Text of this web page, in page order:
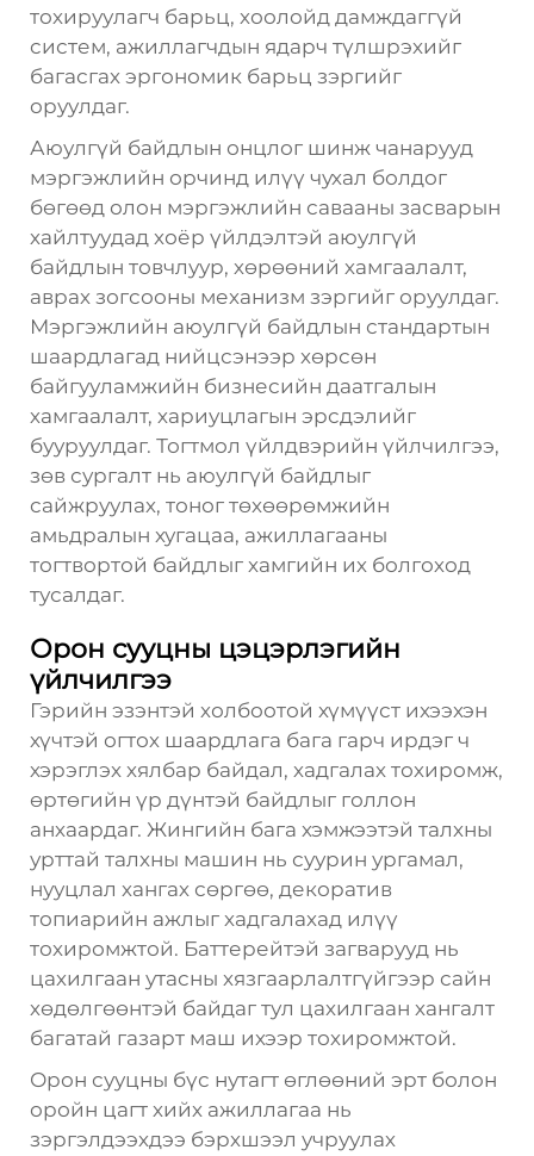
тохируулагч барьц, хоолойд дамждаггүй
систем, ажиллагчдын ядарч түлшрэхийг
багасгах эргономик барьц зэргийг
оруулдаг.
Аюулгүй байдлын онцлог шинж чанарууд
мэргэжлийн орчинд илүү чухал болдог
бөгөөд олон мэргэжлийн савааны засварын
хайлтуудад хоёр үйлдэлтэй аюулгүй
байдлын товчлуур, хөрөөний хамгаалалт,
аврах зогсооны механизм зэргийг оруулдаг.
Мэргэжлийн аюулгүй байдлын стандартын
шаардлагад нийцсэнээр хөрсөн
байгууламжийн бизнесийн даатгалын
хамгаалалт, хариуцлагын эрсдэлийг
бууруулдаг. Тогтмол үйлдвэрийн үйлчилгээ,
зөв сургалт нь аюулгүй байдлыг
сайжруулах, тоног төхөөрөмжийн
амьдралын хугацаа, ажиллагааны
тогтвортой байдлыг хамгийн их болгоход
тусалдаг.
Орон сууцны цэцэрлэгийн
үйлчилгээ
Гэрийн эзэнтэй холбоотой хүмүүст ихээхэн
хүчтэй огтох шаардлага бага гарч ирдэг ч
хэрэглэх хялбар байдал, хадгалах тохиромж,
өртөгийн үр дүнтэй байдлыг голлон
анхаардаг. Жингийн бага хэмжээтэй талхны
урттай талхны машин нь суурин ургамал,
нууцлал хангах сөргөө, декоратив
топиарийн ажлыг хадгалахад илүү
тохиромжтой. Баттерейтэй загварууд нь
цахилгаан утасны хязгаарлалтгүйгээр сайн
хөдөлгөөнтэй байдаг тул цахилгаан хангалт
багатай газарт маш ихээр тохиромжтой.
Орон сууцны бүс нутагт өглөөний эрт болон
оройн цагт хийх ажиллагаа нь
зэргэлдээхдээ бэрхшээл учруулах